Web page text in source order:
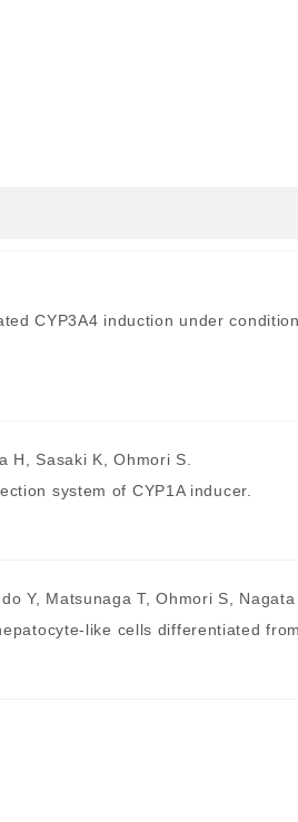
CYP3A4 induction under
H, Sasaki K, Ohmori S.
system of CYP1A inducer.
Y, Matsunaga T, Ohmori S, Nagata
like cells differentiated